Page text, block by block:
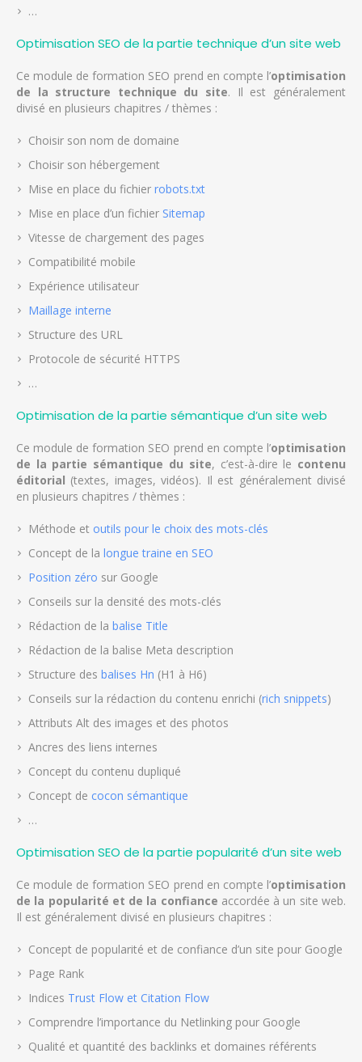
…
Optimisation SEO de la partie technique d’un site web
Ce module de formation SEO prend en compte l’optimisation
de la structure technique du site. Il est généralement
divisé en plusieurs chapitres / thèmes :
Choisir son nom de domaine
Choisir son hébergement
Mise en place du fichier robots.txt
Mise en place d’un fichier Sitemap
Vitesse de chargement des pages
Compatibilité mobile
Expérience utilisateur
Maillage interne
Structure des URL
Protocole de sécurité HTTPS
…
Optimisation de la partie sémantique d’un site web
Ce module de formation SEO prend en compte l’optimisation
de la partie sémantique du site, c’est-à-dire le contenu
éditorial (textes, images, vidéos). Il est généralement divisé
en plusieurs chapitres / thèmes :
Méthode et outils pour le choix des mots-clés
Concept de la longue traine en SEO
Position zéro sur Google
Conseils sur la densité des mots-clés
Rédaction de la balise Title
Rédaction de la balise Meta description
Structure des balises Hn (H1 à H6)
Conseils sur la rédaction du contenu enrichi (rich snippets)
Attributs Alt des images et des photos
Ancres des liens internes
Concept du contenu dupliqué
Concept de cocon sémantique
…
Optimisation SEO de la partie popularité d’un site web
Ce module de formation SEO prend en compte l’optimisation
de la popularité et de la confiance accordée à un site web.
Il est généralement divisé en plusieurs chapitres :
Concept de popularité et de confiance d’un site pour Google
Page Rank
Indices Trust Flow et Citation Flow
Comprendre l’importance du Netlinking pour Google
Qualité et quantité des backlinks et domaines référents